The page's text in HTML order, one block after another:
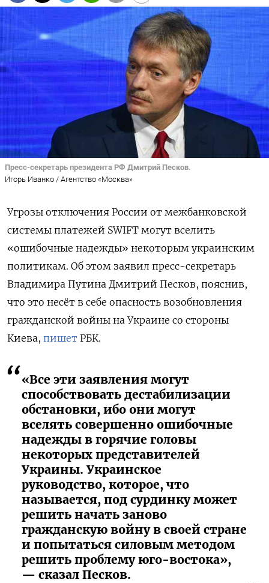
Пресс-секретарь президента РФ Дмитрий Песков.
Игорь Иванко / Агентство «Москва»
Угрозы отключения России от межбанковской
системы платежей SWIFT могут вселить
«ошибочные надежды» некоторым украинским
политикам. Об этом заявил пресс-секретарь
Владимира Путина Дмитрий Песков, пояснив,
что это несёт в себе опасность возобновления
гражданской войны на Украине со стороны
Киева, пишет РБК.
«Все эти заявления могут
способствовать дестабилизации
обстановки, ибо они могут
вселять совершенно ошибочные
надежды в горячие головы
некоторых представителей
Украины. Украинское
руководство, которое, что
называется, под сурдинку может
решить начать заново
гражданскую войну в своей стране
и попытаться силовым методом
решить проблему юго-востока»,
— сказал Песков.